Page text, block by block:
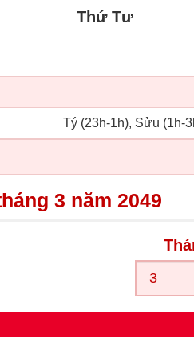
Thứ Tư
Tý (23h-1h), Sửu (1h-
3 năm 2049